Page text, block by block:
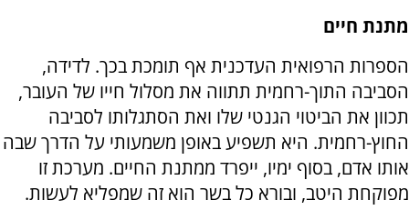
מתנת חיים
הספרות הרפואית העדכנית אף תומכת בכך. לדידה,
הסביבה התוך-רחמית תתווה את מסלול חייו של העובר,
תכוון את הביטוי הגנטי שלו ואת הסתגלותו לסביבה
החוץ-רחמית. היא תשפיע באופן משמעותי על הדרך שבה
אותו אדם, בסוף ימיו, ייפרד ממתנת החיים. מערכת זו
מפוקחת היטב, ובורא כל בשר הוא זה שמפליא לעשות.